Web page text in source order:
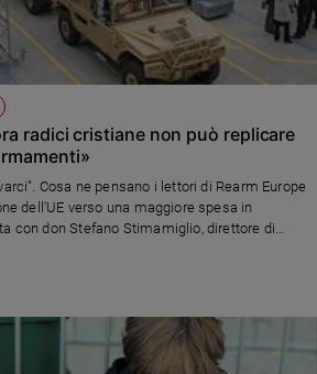
radici cristiane non può replicare
Cosa ne pensano i lettori di Rearm Europe
dell'UE verso una maggiore spesa in
con don Stefano Stimamiglio, direttore di